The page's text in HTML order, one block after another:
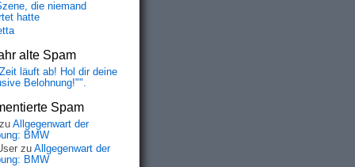
die niemand
hatte
alte Spam
läuft ab! Hol dir deine
Belohnung!"".
Spam
zu Allgegenwart der
BMW
zu Allgegenwart der
BMW